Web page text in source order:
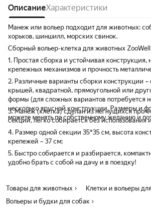
ОписаниеХарактеристики
Манеж или вольер подходит для животных:
хорьков, шиншилл, морских свинок.
Сборный вольер-клетка для животных ZooWell
1. Простая сборка и устойчивая конструкция,
крепежных механизмов и прочность
2. Различные варианты сборки конструкции –
крышей, квадратной, прямоугольной или
формы (для сложных вариантов потребуется
несколько ярусной конструкции. Размеры и
можете менять по собственному желанию и
3. Манеж (клетка) сделан из негнущихся
секций, легко собирается без использования
4. Размер одной секции 35*35 см, высота
крепежей – 37 см;
5. Быстро собирается и разбирается,
удобно брать с собой на дачу и в поездку!
Товары для животных
Клетки и вольеры
Вольеры и будки для собак